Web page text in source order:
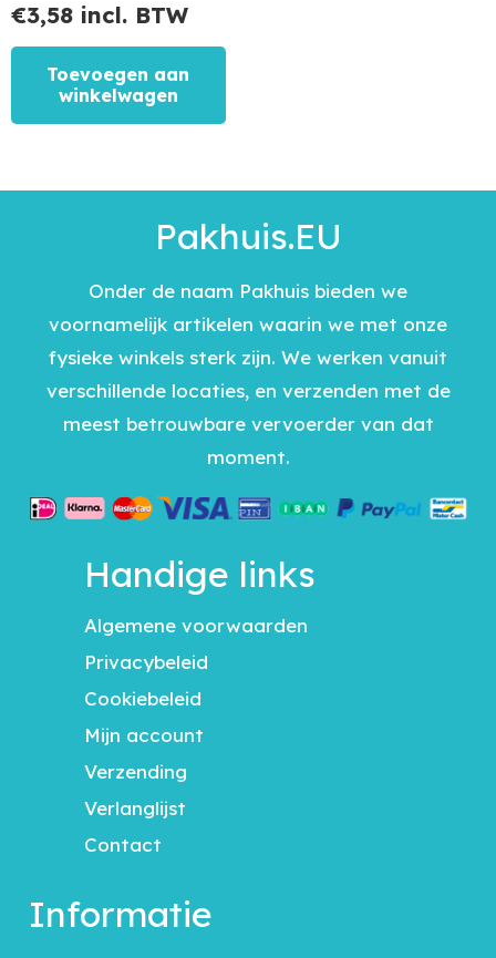
€3,58 incl. BTW
Toevoegen aan
winkelwagen
Pakhuis.EU
Onder de naam Pakhuis bieden we
voornamelijk artikelen waarin we met onze
fysieke winkels sterk zijn. We werken vanuit
verschillende locaties, en verzenden met de
meest betrouwbare vervoerder van dat
moment.
Handige links
Algemene voorwaarden
Privacybeleid
Cookiebeleid
Mijn account
Verzending
Verlanglijst
Contact
Informatie